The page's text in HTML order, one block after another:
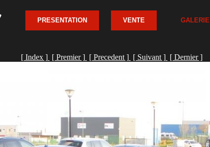
PRESENTATION VENTE GALERIE
[ Index ] [ Premier ] [ Precedent ] [ Suivant ] [ Dernier ]